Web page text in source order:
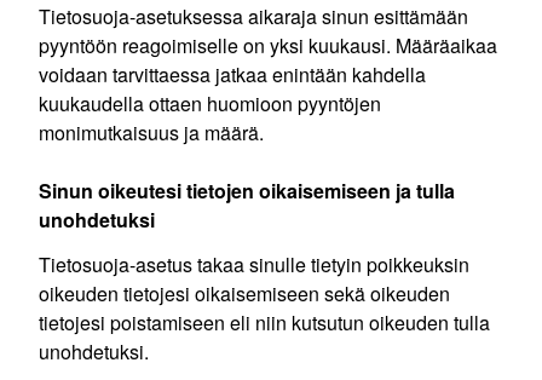
Tietosuoja-asetuksessa aikaraja sinun esittämään
pyyntöön reagoimiselle on yksi kuukausi. Määräaikaa
voidaan tarvittaessa jatkaa enintään kahdella
kuukaudella ottaen huomioon pyyntöjen
monimutkaisuus ja määrä.
Sinun oikeutesi tietojen oikaisemiseen ja tulla
unohdetuksi
Tietosuoja-asetus takaa sinulle tietyin poikkeuksin
oikeuden tietojesi oikaisemiseen sekä oikeuden
tietojesi poistamiseen eli niin kutsutun oikeuden tulla
unohdetuksi.